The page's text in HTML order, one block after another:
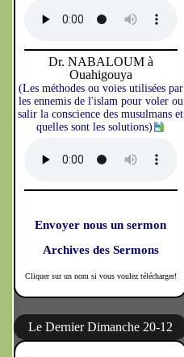
Dr. NABALOUM à
Ouahigouya
(Les méthodes ou voies utilisées par
les ennemis de l'islam pour voler ou
salir la conscience des musulmans et
quelles sont les solutions)
Envoyer nous un sermon
Archives des Sermons
Cliquer sur un nom si vous voulez télécharger!
Le Dernier Dimanche 20-12